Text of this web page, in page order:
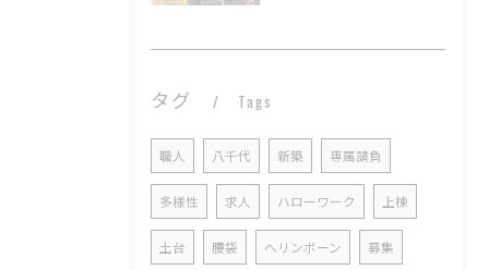
タグ Tags
職人 八千代 新築 専属請負
多様性 求人 ハローワーク 上棟
土台 腰袋 ヘリンボーン 募集